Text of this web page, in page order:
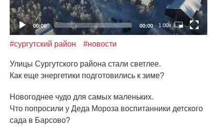
00:00 00:00 1.00x
#сургутский район #новости
Улицы Сургутского района стали светлее.
Как еще энергетики подготовились к зиме?
Новогоднее чудо для самых маленьких.
Что попросили у Деда Мороза воспитанники детского
сада в Барсово?